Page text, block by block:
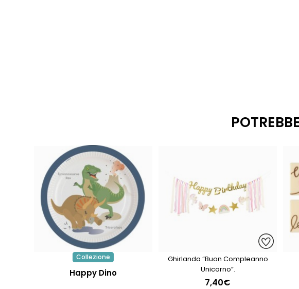
Collezione
Happy Dino
Ghirlanda “Buon Compleanno
Unicorno”.
7,40€